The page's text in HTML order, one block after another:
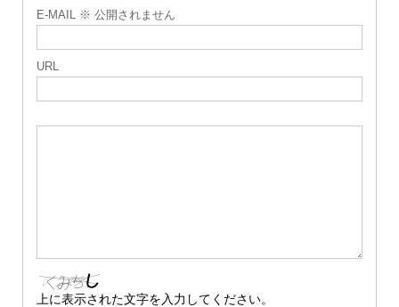
E-MAIL ※ 公開されません
URL
上に表示された文字を入力してください。